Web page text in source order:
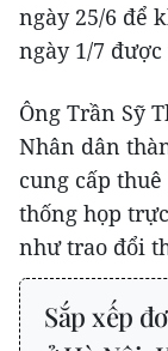
ngày 25/6 để
ngày 1/7
Ông Trần Sỹ
Nhân dân
cung cấp
thống họp
như trao đổi
Sắp xếp